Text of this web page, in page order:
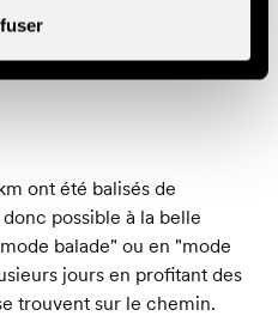
Planchouet et ses
ont été balisés de
possible à la belle
balade" ou en "mode
jours en profitant des
trouvent sur le chemin.